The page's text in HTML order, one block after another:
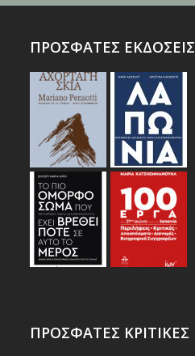
ΠΡΟΣΦΑΤΕΣ ΕΚΔΟΣΕΙΣ
ΠΡΟΣΦΑΤΕΣ ΚΡΙΤΙΚΕΣ